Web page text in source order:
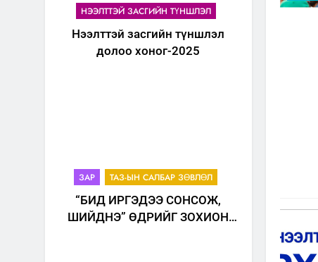
НЭЭЛТТЭЙ ЗАСГИЙН ТҮНШЛЭЛ
Нээлттэй засгийн түншлэл
долоо хоног-2025
ЗАР ТАЗ-ЫН САЛБАР ЗӨВЛӨЛ
“БИД ИРГЭДЭЭ СОНСОЖ,
ШИЙДНЭ” ӨДРИЙГ ЗОХИОН